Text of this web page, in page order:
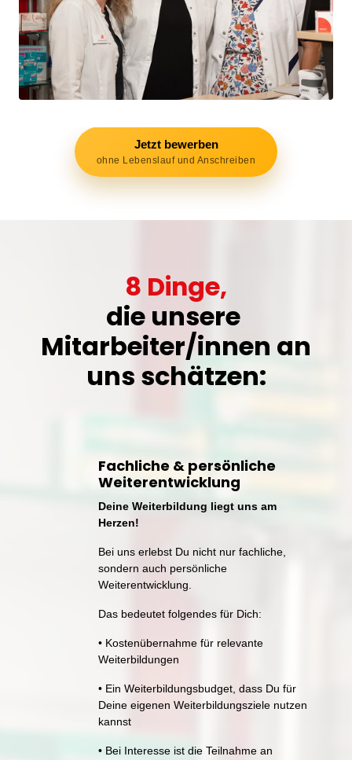
Jetzt bewerben
ohne Lebenslauf und Anschreiben
8 Dinge,
die
Mitarbeiter/innen an
uns schätzen:
Fachliche &
Weiterentwicklung
Deine Weiterbildung liegt uns am
Herzen!
Bei uns erlebst Du nicht nur
sondern auch
Weiterentwicklung.
Das bedeutet folgendes für Dich:
• Kostenübernahme für
Weiterbildungen
• Ein Weiterbildungsbudget, dass Du
Deine eigenen Weiterbildungsziele
kannst
• Bei Interesse ist die Teilnahme